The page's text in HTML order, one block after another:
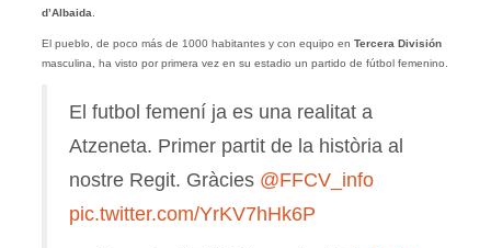
d’Albaida
El pueblo, de poco más de 1000 habitantes y con equipo en Tercera División
masculina, ha visto por primera vez en su estadio un partido de fútbol femenino.
El futbol femení ja es una realitat a
Atzeneta. Primer partit de la història al
nostre Regit. Gràcies @FFCV_info
pic.twitter.com/YrKV7hHk6P